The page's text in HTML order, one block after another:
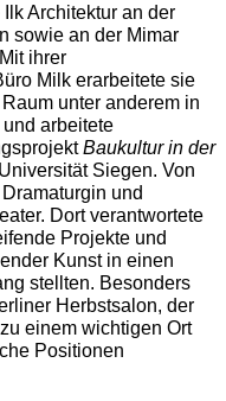
Architektur an der
sowie an der Mimar
ihrer
Milk erarbeitete sie
unter anderem in
arbeitete
Baukultur in der
Siegen. Von
und
Dort verantwortete
Projekte und
Kunst in einen
stellten. Besonders
Herbstsalon, der
einem wichtigen Ort
Positionen